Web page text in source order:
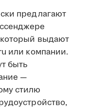
предлагают
выдают
или компании.
быть
—
стилю